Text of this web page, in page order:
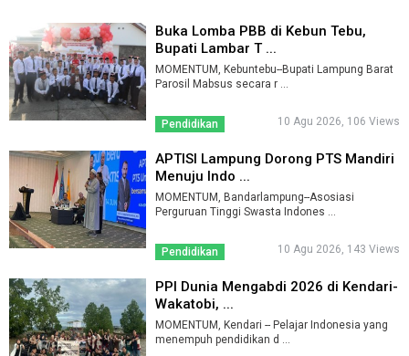
Buka Lomba PBB di Kebun Tebu,
Bupati Lambar T ...
MOMENTUM, Kebuntebu--Bupati Lampung Barat
Parosil Mabsus secara r ...
Pendidikan 10 Agu 2026, 106 Views
APTISI Lampung Dorong PTS Mandiri
Menuju Indo ...
MOMENTUM, Bandarlampung--Asosiasi
Perguruan Tinggi Swasta Indones ...
Pendidikan 10 Agu 2026, 143 Views
PPI Dunia Mengabdi 2026 di Kendari-
Wakatobi, ...
MOMENTUM, Kendari -- Pelajar Indonesia yang
menempuh pendidikan d ...